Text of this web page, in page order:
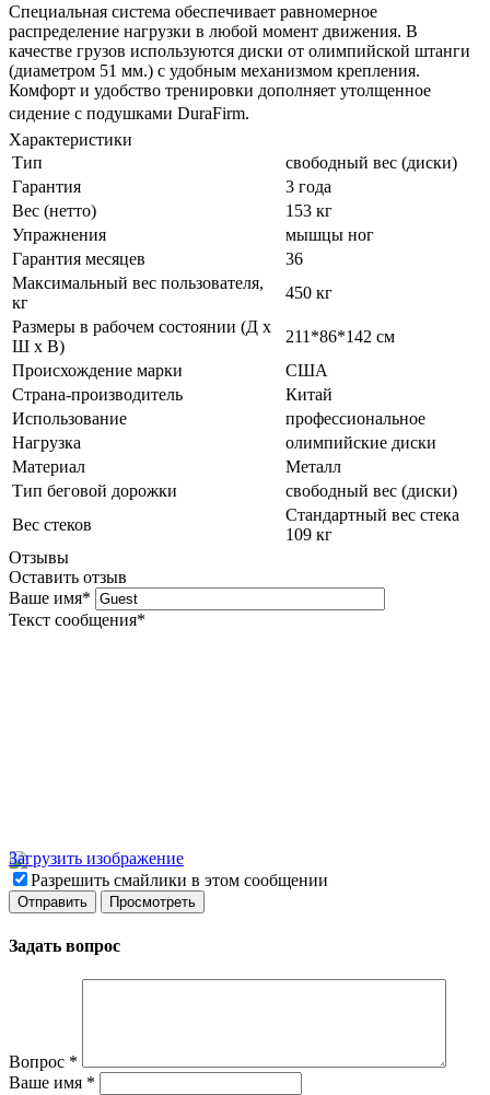
Специальная система обеспечивает равномерное
распределение нагрузки в любой момент движения. В
качестве грузов используются диски от олимпийской штанги
(диаметром 51 мм.) с удобным механизмом крепления.
Комфорт и удобство тренировки дополняет утолщенное
сидение с подушками DuraFirm.
Характеристики
Тип
свободный вес (диски)
Гарантия
3 года
Вес (нетто)
153 кг
Упражнения
мышцы ног
Гарантия месяцев
36
Максимальный вес пользователя,
кг
450 кг
Размеры в рабочем состоянии (Д х
Ш х В)
211*86*142 см
Происхождение марки
США
Страна-производитель
Китай
Использование
профессиональное
Нагрузка
олимпийские диски
Материал
Металл
Тип беговой дорожки
свободный вес (диски)
Вес стеков
Стандартный вес стека
109 кг
Отзывы
Оставить отзыв
Ваше имя*
Текст сообщения*
Загрузить изображение
Разрешить смайлики в этом сообщении
Задать вопрос
Вопрос *
Ваше имя *